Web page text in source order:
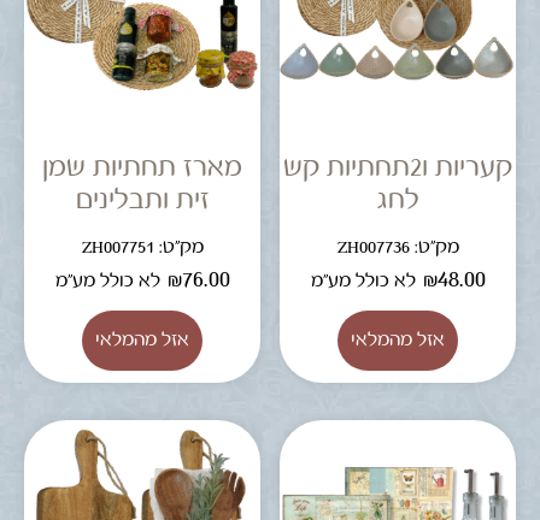
קעריות ו2תחתיות קש
לחג
מק"ט: ZH007736
₪48.00 לא כולל מע"מ
מארז תחתיות שמן
זית ותבלינים
מק"ט: ZH007751
₪76.00 לא כולל מע"מ